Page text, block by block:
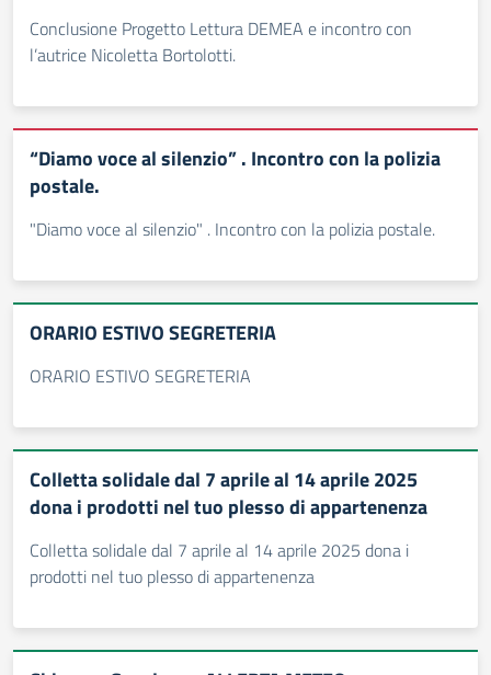
Conclusione Progetto Lettura DEMEA e incontro con
l’autrice Nicoletta Bortolotti.
“Diamo voce al silenzio” . Incontro con la polizia
postale.
"Diamo voce al silenzio" . Incontro con la polizia postale.
ORARIO ESTIVO SEGRETERIA
ORARIO ESTIVO SEGRETERIA
Colletta solidale dal 7 aprile al 14 aprile 2025
dona i prodotti nel tuo plesso di appartenenza
Colletta solidale dal 7 aprile al 14 aprile 2025 dona i
prodotti nel tuo plesso di appartenenza